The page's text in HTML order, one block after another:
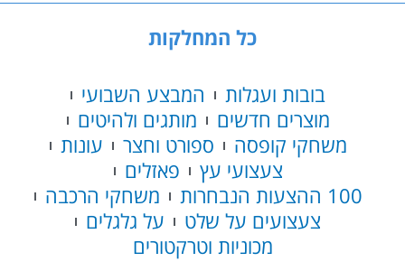
כל המחלקות
בובות ועגלות
המבצע השבועי
מוצרים חדשים
מותגים ולהיטים
משחקי קופסה
ספורט וחצר
עונות
צעצועי עץ
פאזלים
100 ההצעות הנבחרות
משחקי הרכבה
צעצועים על שלט
על גלגלים
מכוניות וטרקטורים